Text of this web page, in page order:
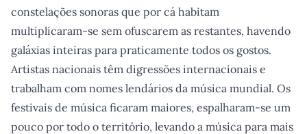
constelações sonoras que por cá habitam
multiplicaram-se sem ofuscarem as restantes, havendo
galáxias inteiras para praticamente todos os gostos.
Artistas nacionais têm digressões internacionais e
trabalham com nomes lendários da música mundial. Os
festivais de música ficaram maiores, espalharam-se um
pouco por todo o território, levando a música para mais